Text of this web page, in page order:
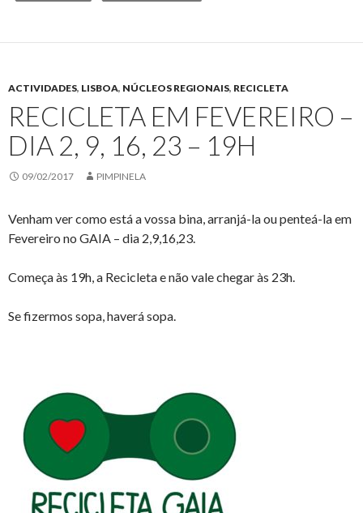
ACTIVIDADES, LISBOA, NÚCLEOS REGIONAIS, RECICLETA
RECICLETA EM FEVEREIRO –
DIA 2, 9, 16, 23 – 19H
09/02/2017 PIMPINELA
Venham ver como está a vossa bina, arranjá-la ou penteá-la em
Fevereiro no GAIA – dia 2,9,16,23.
Começa às 19h, a Recicletae não vale chegar às 23h.
Se fizermos sopa, haverá sopa.